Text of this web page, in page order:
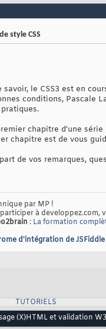
style CSS
savoir, le CSS3 est en
conditions, Pascale
chapitre d'une
chapitre est de vous
de vos remarques,
par MP !
à developpez.com,
: La formation
d'intégration de
TUTORIELS
(X)HTML et validation